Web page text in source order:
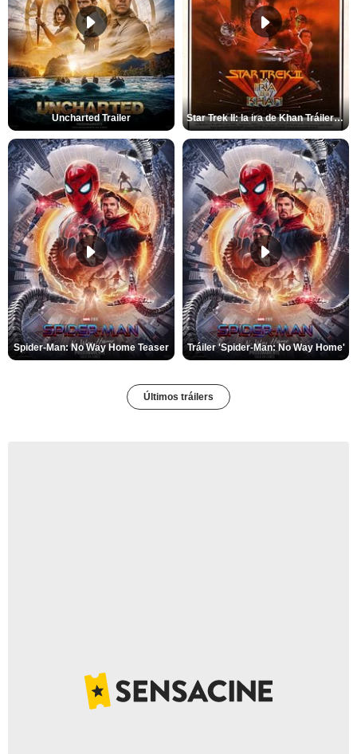
Uncharted Trailer Star Trek II: la ira de Khan Tráiler VO
Spider-Man: No Way Home Teaser Tráiler 'Spider-Man: No Way Home'
Últimos tráilers